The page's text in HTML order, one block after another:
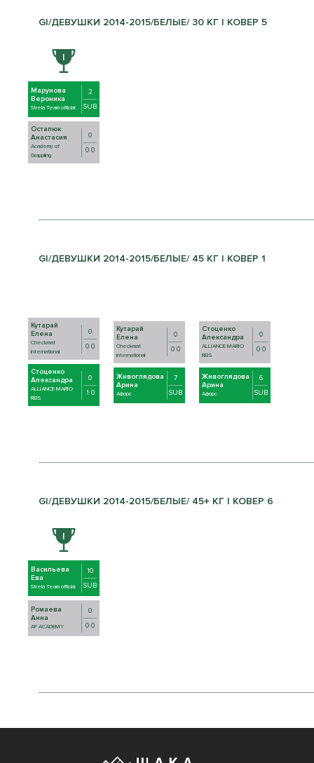
GI/ДЕВУШКИ 2014-2015/БЕЛЫЕ/ 30 КГ | КОВЕР 5
Марунова
Вероника
Strela Team official
2
SUB
Остапюк
Анастасия
Academy of
Grappling
0
0 0
GI/ДЕВУШКИ 2014-2015/БЕЛЫЕ/ 45 КГ | КОВЕР 1
Кутарай
Елена
Checkmat
international
0
0 0
Стоценко
Александра
ALLIANCE MARIO
REIS
0
1 0
Кутарай
Елена
Checkmat
international
0
0 0
Живоглядова
Арина
Афорс
7
SUB
Стоценко
Александра
ALLIANCE MARIO
REIS
0
0 0
Живоглядова
Арина
Афорс
6
SUB
GI/ДЕВУШКИ 2014-2015/БЕЛЫЕ/ 45+ КГ | КОВЕР 6
Васильева
Ева
Strela Team official
10
SUB
Ромаева
Анна
AF ACADEMY
0
0 0